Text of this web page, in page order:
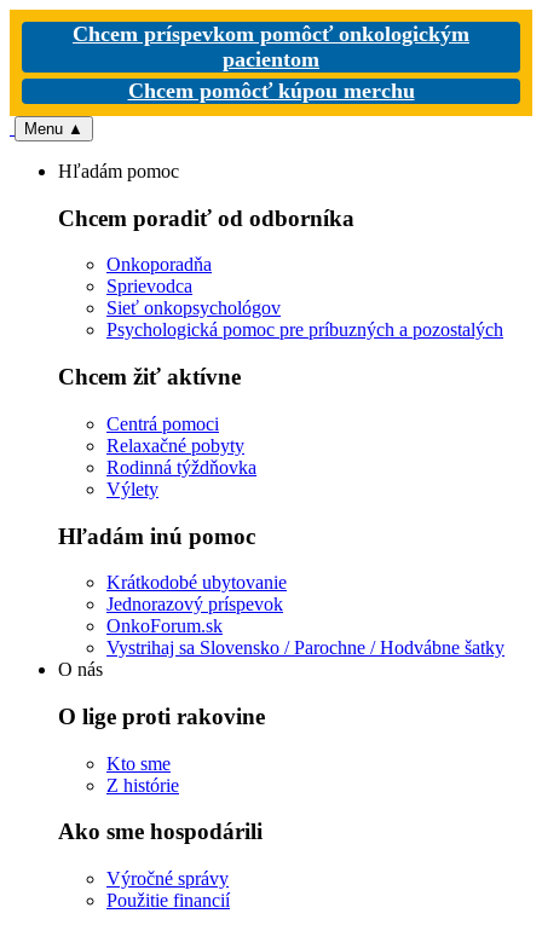
Chcem príspevkom pomôcť onkologickým
pacientom
Chcem pomôcť kúpou merchu
Menu ▲
Hľadám pomoc
Chcem poradiť od odborníka
Onkoporadňa
Sprievodca
Sieť onkopsychológov
Psychologická pomoc pre príbuzných a pozostalých
Chcem žiť aktívne
Centrá pomoci
Relaxačné pobyty
Rodinná týždňovka
Výlety
Hľadám inú pomoc
Krátkodobé ubytovanie
Jednorazový príspevok
OnkoForum.sk
Vystrihaj sa Slovensko / Parochne / Hodvábne šatky
O nás
O lige proti rakovine
Kto sme
Z histórie
Ako sme hospodárili
Výročné správy
Použitie financií